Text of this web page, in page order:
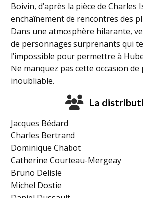
Boivin, d’après la pièce de Charles
enchaînement de rencontres des
Dans une atmosphère hilarante,
de personnages surprenants qui
l’impossible pour permettre à
Ne manquez pas cette occasion
inoubliable.
La
Jacques Bédard
Charles Bertrand
Dominique Chabot
Catherine Courteau-Mergeay
Bruno Delisle
Michel Dostie